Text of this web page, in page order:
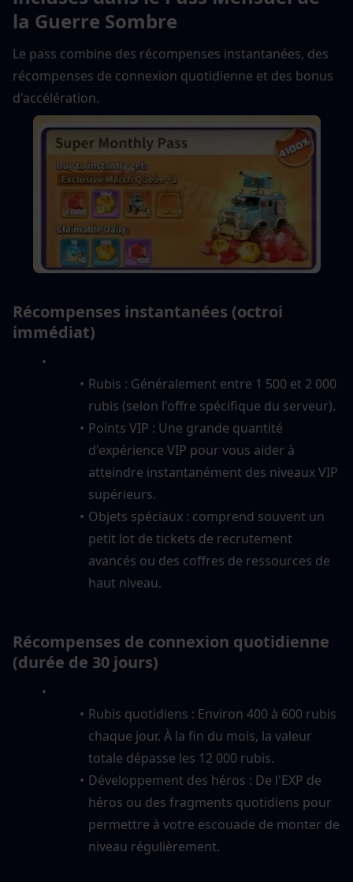
la Guerre Sombre
Le pass combine des récompenses instantanées, des
récompenses de connexion quotidienne et des bonus
d'accélération.
Récompenses instantanées (octroi
immédiat)
Rubis : Généralement entre 1 500 et 2 000
rubis (selon l'offre spécifique du serveur).
Points VIP : Une grande quantité
d'expérience VIP pour vous aider à
atteindre instantanément des niveaux VIP
supérieurs.
Objets spéciaux : comprend souvent un
petit lot de tickets de recrutement
avancés ou des coffres de ressources de
haut niveau.
Récompenses de connexion quotidienne
(durée de 30 jours)
Rubis quotidiens : Environ 400 à 600 rubis
chaque jour. À la fin du mois, la valeur
totale dépasse les 12 000 rubis.
Développement des héros : De l'EXP de
héros ou des fragments quotidiens pour
permettre à votre escouade de monter de
niveau régulièrement.